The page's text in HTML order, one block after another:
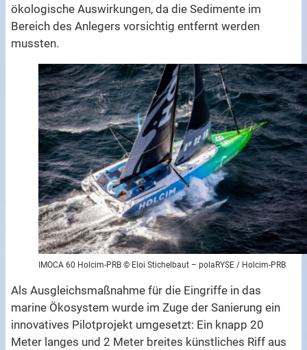
ökologische Auswirkungen, da die Sedimente im
Bereich des Anlegers vorsichtig entfernt werden
mussten.
IMOCA 60 Holcim-PRB © Eloi Stichelbaut – polaRYSE / Holcim-PRB
Als Ausgleichsmaßnahme für die Eingriffe in das
marine Ökosystem wurde im Zuge der Sanierung ein
innovatives Pilotprojekt umgesetzt: Ein knapp 20
Meter langes und 2 Meter breites künstliches Riff aus